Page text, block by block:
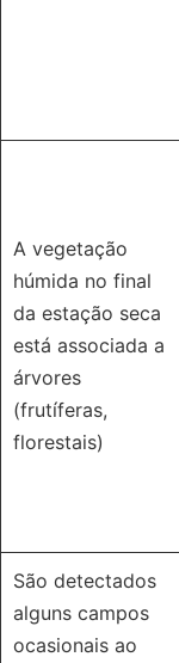
A vegetação
húmida no final
da estação seca
está associada a
árvores
(frutíferas,
florestais)
São detectados
alguns campos
ocasionais ao